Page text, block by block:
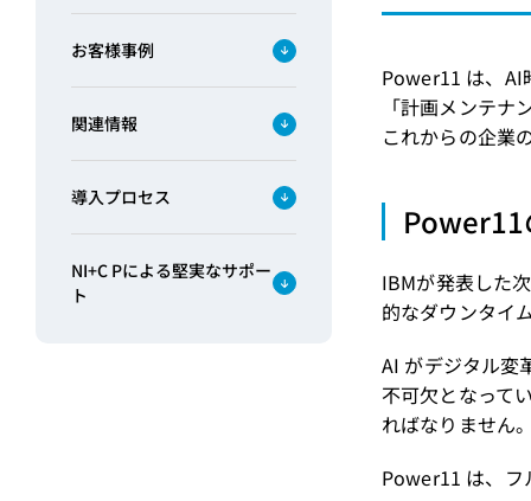
お客様事例
関連情報
導入プロセス
NI+C Pによる堅実なサポー
ト
Power11 は、AI
「計画メンテ
これからの企業
Power11
IBMが発表した
的なダウンタイ
AI がデジタル変
不可欠となって
ればなりません
Power11 は、フ